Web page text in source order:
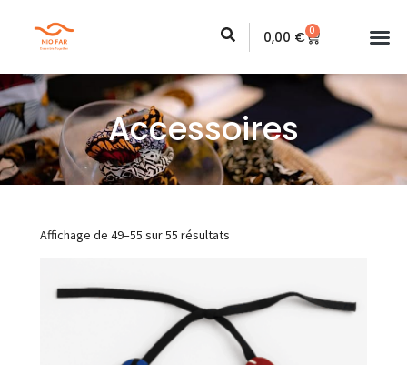
0,00 € 0
Accessoires
Affichage de 49–55 sur 55 résultats